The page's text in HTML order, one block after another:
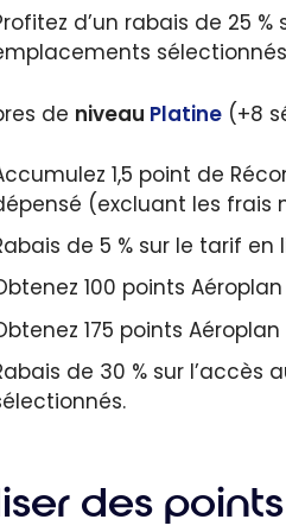
d’un rabais de 25
de niveau Platine (+8
1,5 point de
(excluant les frais
de 5 % sur le tarif en
100 points
175 points
de 30 % sur l’accès
des points